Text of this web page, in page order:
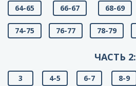
64-65 66-67 68-69
74-75 76-77 78-79
ЧАСТЬ 2:
3 4-5 6-7 8-9